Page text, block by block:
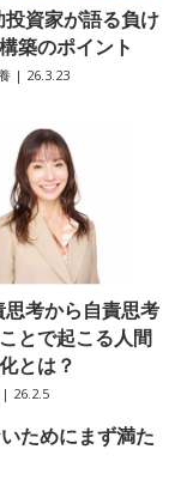
投資家が語る負け
築のポイント
| 26.3.23
思考から自責思考
とで起こる人間
とは？
| 26.2.5
ためにまず満た